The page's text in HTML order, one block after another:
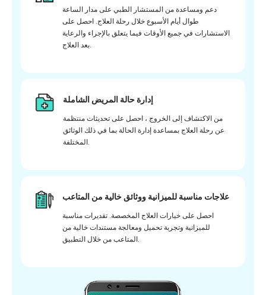
دعم ومساعدة من المستشار الطبي على مدار الساعة
طوال أيام الأسبوع خلال رحلة العلاج. احصل على
الاستشارات في جميع الأوقات فيما يتعلق بالإجراء والرعاية
بعد العلاج.
إدارة حالة المريض الشاملة
من الاكتشاف إلى الخروج ، احصل على تحديثات منتظمة
عن رحلة العلاج بمساعدة إدارة الحالة بما في ذلك الوثائق
المختلفة.
علاجات مناسبة للميزانية ووثائق خالية من المتاعب
احصل على خيارات العلاج المخصصة. تقديرات مناسبة
للميزانية وتجربة تحميل ومعالجة مستندات خالية من
المتاعب من خلال التطبيق.